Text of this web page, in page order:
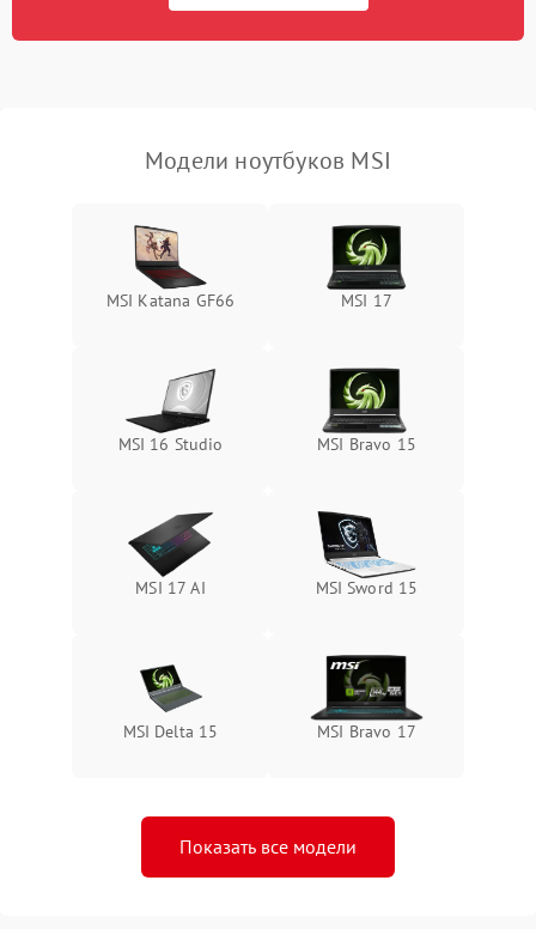
неисправности кулера
пропадание диска
оперативной памяти:
вылеты приложений,
синие экраны
Подробнее →
Модели ноутбуков MSI
MSI Katana GF66 MSI 17
MSI 16 Studio MSI Bravo 15
MSI 17 AI MSI Sword 15
MSI Delta 15 MSI Bravo 17
Показать все модели